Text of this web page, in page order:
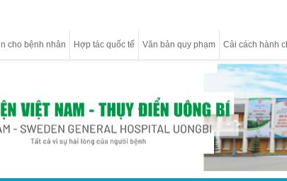
cho bệnh nhân Hợp tác quốc tế Văn bản quy phạm Cải cách hành